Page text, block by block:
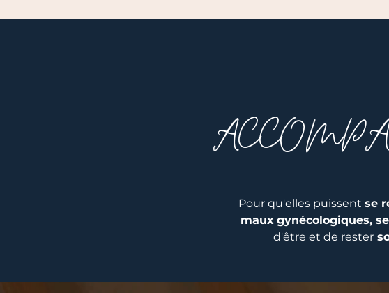
Pour qu'elles puissent se
maux gynécologiques,
d'être et de rester